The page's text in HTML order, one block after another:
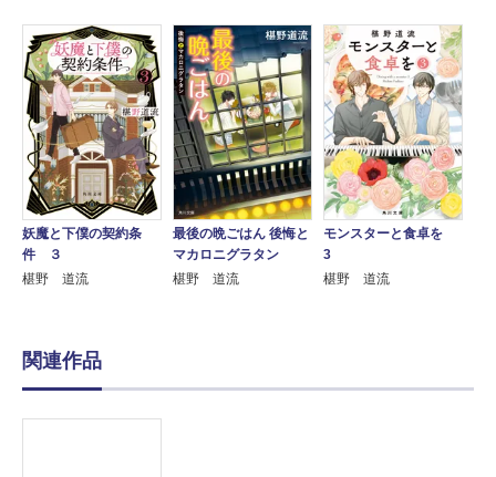
妖魔と下僕の契約条
件 ３
椹野 道流
最後の晩ごはん 後悔と
マカロニグラタン
椹野 道流
モンスターと食卓を
3
椹野 道流
関連作品